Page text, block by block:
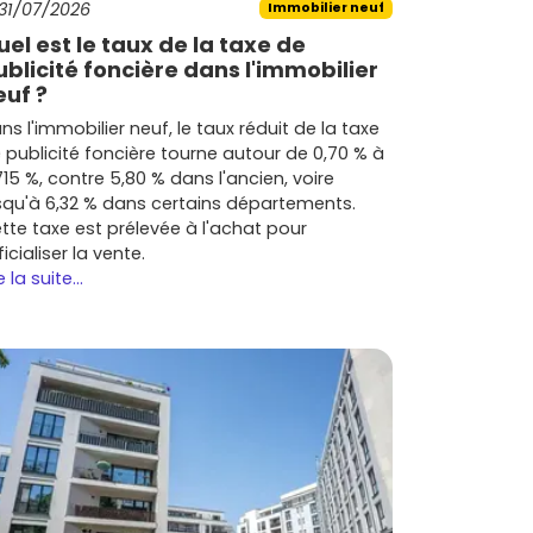
07/2026 Immobilier neuf
est le taux de la taxe de
foncière dans l'immobilier
?
l'immobilier neuf, le taux réduit de la taxe
publicité foncière tourne autour de 0,70 % à
%, contre 5,80 % dans l'ancien, voire
6,32 % dans certains départements.
taxe est prélevée à l'achat pour
la vente.
la suite...